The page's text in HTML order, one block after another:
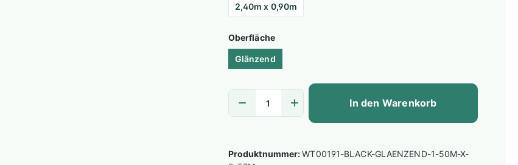
2,40m x 0,90m
Oberfläche
Glänzend
In den Warenkorb
Produktnummer:WT00191-BLACK-GLAENZEND-1-50M-X-